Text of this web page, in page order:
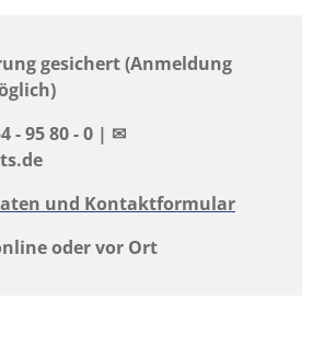
gesichert (Anmeldung
- 95 80 - 0 | ✉
und Kontaktformular
oder vor Ort